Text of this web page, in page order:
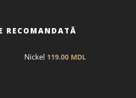
RECOMANDATĂ
Nickel 119.00 MDL